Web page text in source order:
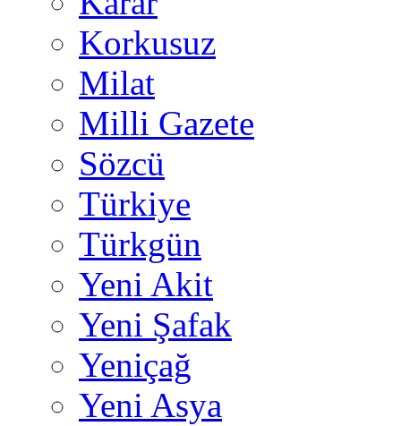
Korkusuz
Milat
Milli Gazete
Sözcü
Türkiye
Türkgün
Yeni Akit
Yeni Şafak
Yeniçağ
Yeni Asya